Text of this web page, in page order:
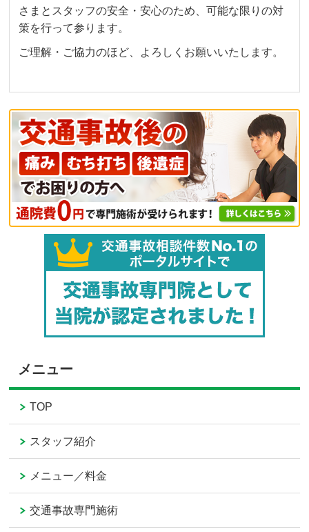
さまとスタッフの安全・安心のため、可能な限りの対
策を行って参ります。
ご理解・ご協力のほど、よろしくお願いいたします。
メニュー
TOP
スタッフ紹介
メニュー／料金
交通事故専門施術